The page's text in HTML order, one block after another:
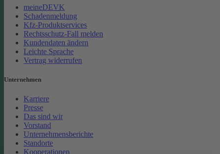
meineDEVK
Schadenmeldung
Kfz-Produktservices
Rechtsschutz-Fall melden
Kundendaten ändern
Leichte Sprache
Vertrag widerrufen
Unternehmen
Karriere
Presse
Das sind wir
Vorstand
Unternehmensberichte
Standorte
Kooperationen